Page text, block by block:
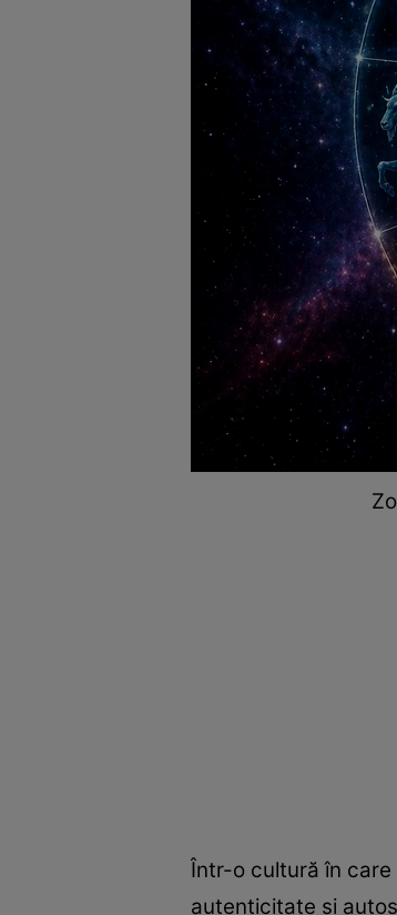
Într-o cultură în
autenticitate și